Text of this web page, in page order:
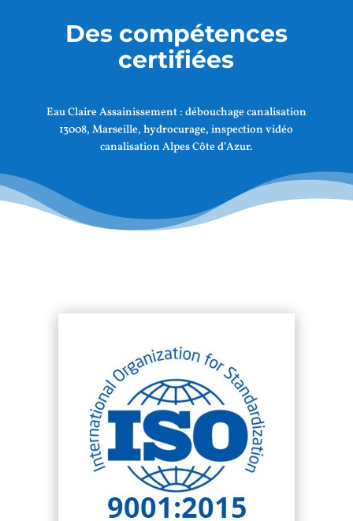
Des compétences
certifiées
Eau Claire Assainissement : débouchage canalisation
13008, Marseille, hydrocurage, inspection vidéo
canalisation Alpes Côte d’Azur.